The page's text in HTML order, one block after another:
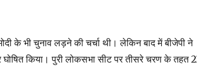
के भी चुनाव लड़ने की चर्चा थी। लेकिन बाद में बीजेपी ने
घोषित किया। पुरी लोकसभा सीट पर तीसरे चरण के तहत